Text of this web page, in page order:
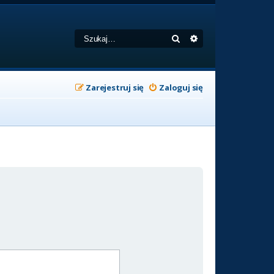
Szukaj
Zaloguj się
Zarejestruj się